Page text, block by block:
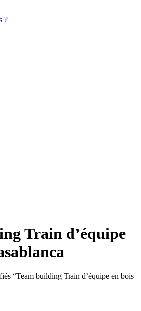
?
Train d’équipe
“Team building Train d’équipe en bois